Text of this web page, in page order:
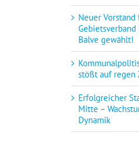
Neuer
Balve gewählt!
stößt auf regen
Erfolgreicher
Mitte –
Dynamik